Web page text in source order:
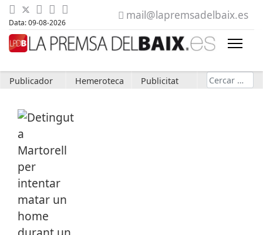
Data: 09-08-2026
mail@lapremsadelbaix.es
Publicador Hemeroteca Publicitat Cerca